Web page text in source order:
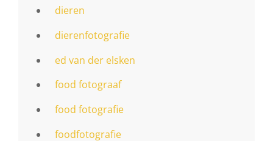
dieren
dierenfotografie
ed van der elsken
food fotograaf
food fotografie
foodfotografie